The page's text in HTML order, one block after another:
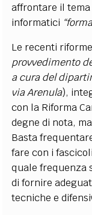
affrontare il
informatici
Le recenti
provvedimento
a cura del
via Arenula),
con la Riforma
degne di nota,
Basta
fare con i
quale frequenza
di fornire
tecniche e